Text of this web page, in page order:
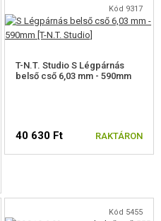
Kód 9317
T-N.T. Studio S Légpárnás
belső cső 6,03 mm - 590mm
40 630 Ft RAKTÁRON
Kód 5455